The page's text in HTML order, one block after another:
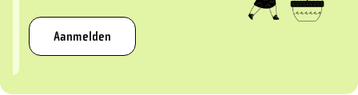
Aanmelden